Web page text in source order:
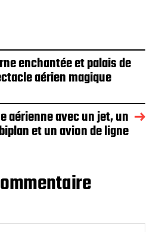
enchantée et palais de
aérien magique
aérienne avec un jet, un
biplan et un avion de ligne